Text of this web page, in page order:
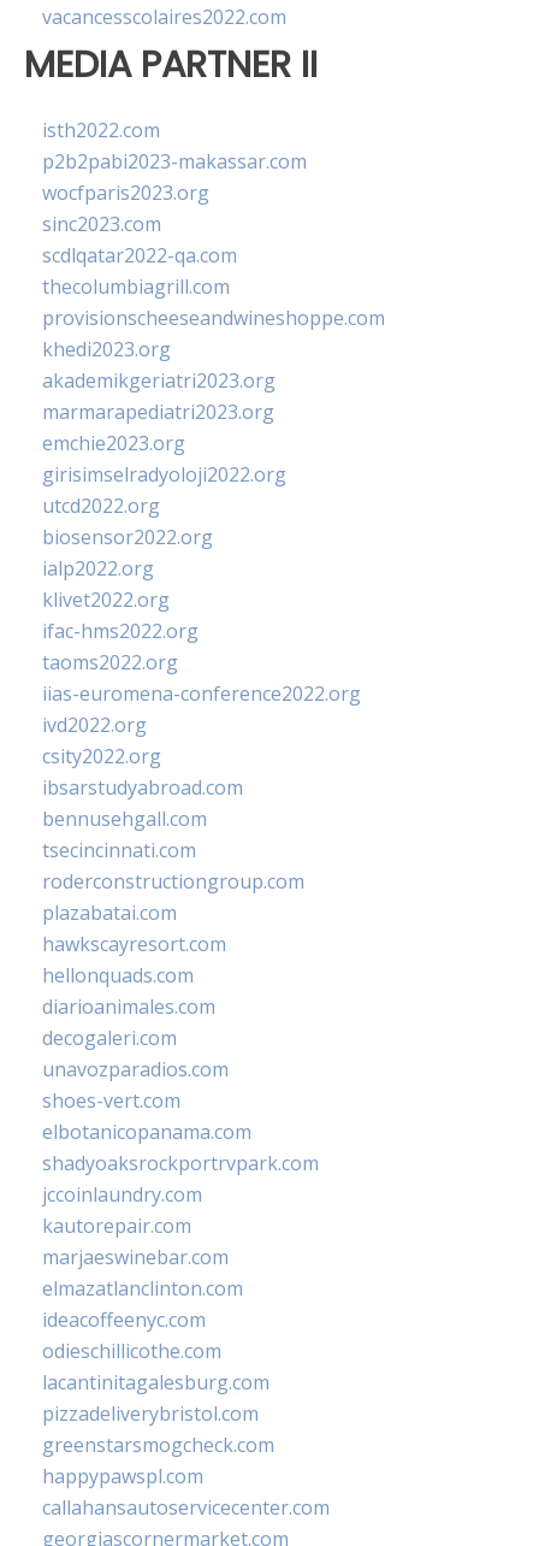
vacancesscolaires2022.com
MEDIA PARTNER II
isth2022.com
p2b2pabi2023-makassar.com
wocfparis2023.org
sinc2023.com
scdlqatar2022-qa.com
thecolumbiagrill.com
provisionscheeseandwineshoppe.com
khedi2023.org
akademikgeriatri2023.org
marmarapediatri2023.org
emchie2023.org
girisimselradyoloji2022.org
utcd2022.org
biosensor2022.org
ialp2022.org
klivet2022.org
ifac-hms2022.org
taoms2022.org
iias-euromena-conference2022.org
ivd2022.org
csity2022.org
ibsarstudyabroad.com
bennusehgall.com
tsecincinnati.com
roderconstructiongroup.com
plazabatai.com
hawkscayresort.com
hellonquads.com
diarioanimales.com
decogaleri.com
unavozparadios.com
shoes-vert.com
elbotanicopanama.com
shadyoaksrockportrvpark.com
jccoinlaundry.com
kautorepair.com
marjaeswinebar.com
elmazatlanclinton.com
ideacoffeenyc.com
odieschillicothe.com
lacantinitagalesburg.com
pizzadeliverybristol.com
greenstarsmogcheck.com
happypawspl.com
callahansautoservicecenter.com
georgiascornermarket.com